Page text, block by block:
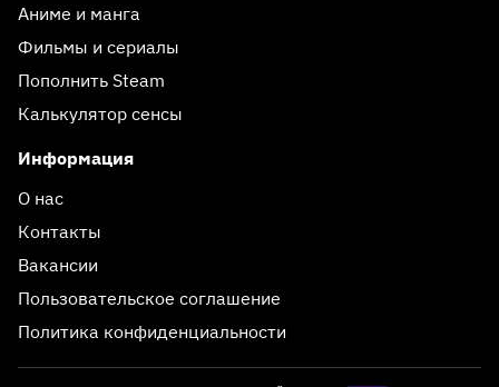
Аниме и манга
Фильмы и сериалы
Пополнить Steam
Калькулятор сенсы
Информация
О нас
Контакты
Вакансии
Пользовательское соглашение
Политика конфиденциальности